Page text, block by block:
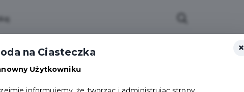
Packages Partners ×
na Ciasteczka
Użytkowniku